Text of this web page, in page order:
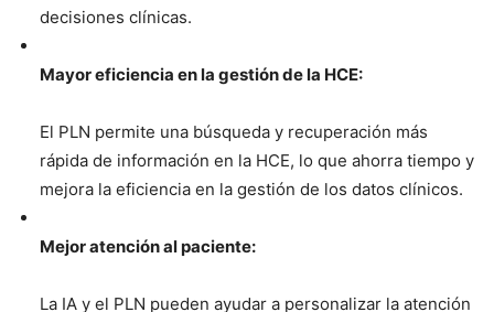
decisiones clínicas.
Mayor eficiencia en la gestión de la HCE:
El PLN permite una búsqueda y recuperación más
rápida de información en la HCE, lo que ahorra tiempo y
mejora la eficiencia en la gestión de los datos clínicos.
Mejor atención al paciente:
La IA y el PLN pueden ayudar a personalizar la atención